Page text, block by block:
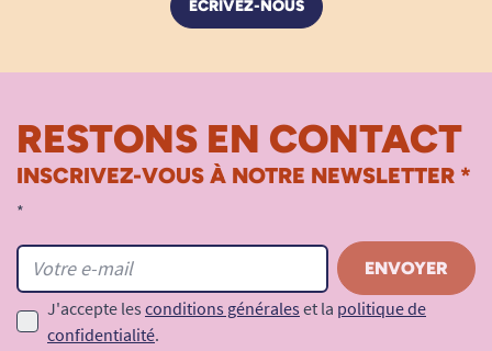
Mesurez le diamètre extérieur de la main
face à la roue. Positionnez le mètre à l’extérieur
de la main courante et étendez-le jusqu’à
l’opposé en passant par le centre du moyeu,
comme indiqué sur le schéma 3 ci-dessous.
ÉCRIVEZ-NOUS
RESTONS EN CONTACT
INSCRIVEZ-VOUS À NOTRE NEWSLETTER *
*
J'accepte les conditions générales et la politique de
confidentialité.